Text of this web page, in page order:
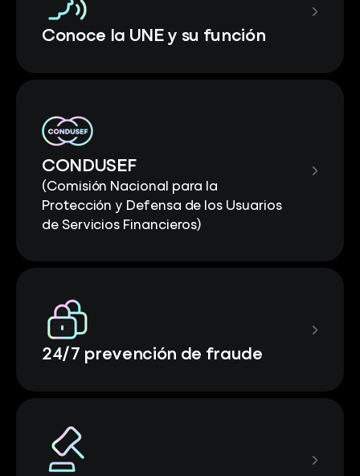
Conoce la UNE y su función
CONDUSEF
(Comisión Nacional para la
Protección y Defensa de los Usuarios
de Servicios Financieros)
24/7 prevención de fraude